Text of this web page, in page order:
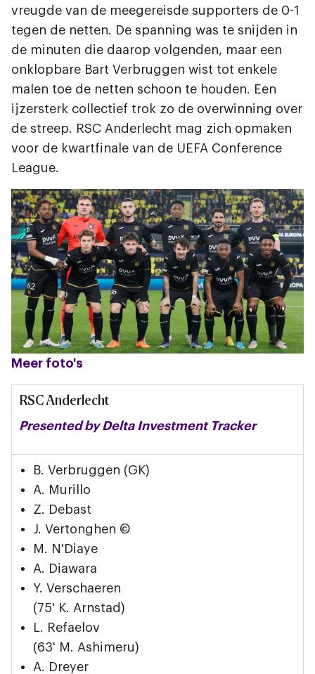
vreugde van de meegereisde supporters de 0-1
tegen de netten. De spanning was te snijden in
de minuten die daarop volgenden, maar een
onklopbare Bart Verbruggen wist tot enkele
malen toe de netten schoon te houden. Een
ijzersterk collectief trok zo de overwinning over
de streep. RSC Anderlecht mag zich opmaken
voor de kwartfinale van de UEFA Conference
League.
Meer foto's
RSC Anderlecht
Presented by Delta Investment Tracker
B. Verbruggen (GK)
A. Murillo
Z. Debast
J. Vertonghen ©
M. N'Diaye
A. Diawara
Y. Verschaeren
(75' K. Arnstad)
L. Refaelov
(63' M. Ashimeru)
A. Dreyer